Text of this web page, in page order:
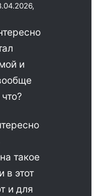
и
такое
в этот
и для